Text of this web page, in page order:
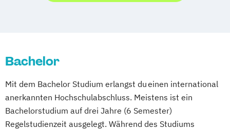
Bachelor
Mit dem Bachelor Studium erlangst du einen international
anerkannten Hochschulabschluss. Meistens ist ein
Bachelorstudium auf drei Jahre (6 Semester)
Regelstudienzeit ausgelegt. Während des Studiums